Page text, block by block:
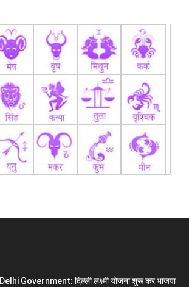
Delhi Government: दिल्ली लक्ष्मी योजना शुरू कर भाजपा